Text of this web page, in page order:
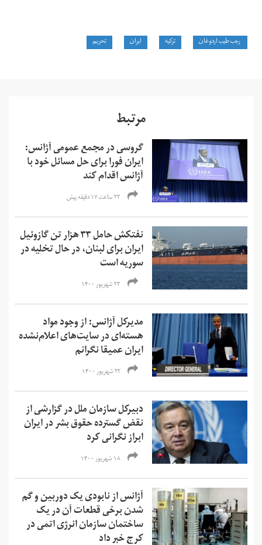
رجب طیب اردوغان ترکیه ایران تحریم
مرتبط
گروسی در مجمع عمومی آژانس:
ایران فورا برای حل مسائل خود با
آژانس اقدام کند
۲۳ ساعت ۱۷ دقیقه پیش
نفتکش حامل ۳۳ هزار تن گازوئیل
ایران برای لبنان، در حال تخلیه در
سوریه است
۲۳ شهریور ۱۴۰۰
مدیرکل آژانس: از وجود مواد
هسته‌ای در سایت‌های اعلام‌نشده
ایران عمیقا نگرانم
۲۲ شهریور ۱۴۰۰
دبیرکل سازمان ملل در گزارشی از
نقض گسترده حقوق بشر در ایران
ابراز نگرانی کرد
۱۸ شهریور ۱۴۰۰
آژانس از نابودی یک دوربین و گم
شدن برخی قطعات آن در یک
ساختمان سازمان انرژی اتمی در
کرج خبر داد